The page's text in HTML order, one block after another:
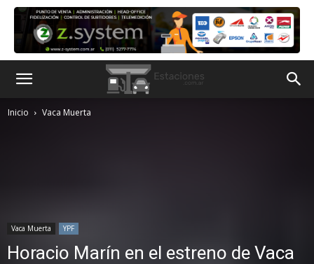
Inicio Vaca Muerta
Vaca Muerta YPF
Horacio Marín en el estreno de Vaca